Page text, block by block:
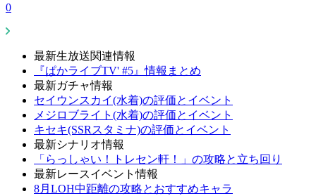
0
最新生放送関連情報
『ぱかライブTV' #5』情報まとめ
最新ガチャ情報
セイウンスカイ(水着)の評価とイベント
メジロブライト(水着)の評価とイベント
キセキ(SSRスタミナ)の評価とイベント
最新シナリオ情報
「らっしゃい！トレセン軒！」の攻略と立ち回り
最新レースイベント情報
8月LOH中距離の攻略とおすすめキャラ